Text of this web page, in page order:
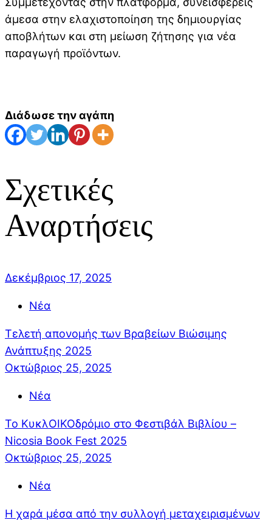
άμεσα στην ελαχιστοποίηση της δημιουργίας
αποβλήτων και στη μείωση ζήτησης για νέα
παραγωγή προϊόντων.
Διάδωσε την αγάπη
Σχετικές
Αναρτήσεις
Δεκέμβριος 17, 2025
Νέα
Τελετή απονομής των Βραβείων Βιώσιμης
Ανάπτυξης 2025
Οκτώβριος 25, 2025
Νέα
Το ΚυκλΟΙΚΟδρόμιο στο Φεστιβάλ Βιβλίου –
Nicosia Book Fest 2025
Οκτώβριος 25, 2025
Νέα
Η χαρά μέσα από την συλλογή μεταχειρισμένων